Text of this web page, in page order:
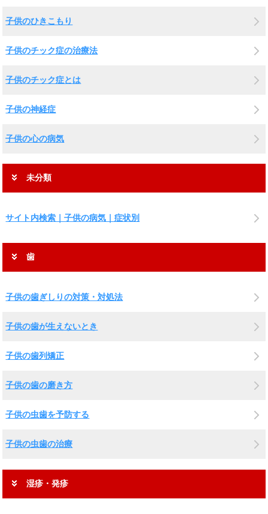
子供のひきこもり
子供のチック症の治療法
子供のチック症とは
子供の神経症
子供の心の病気
未分類
サイト内検索｜子供の病気｜症状別
歯
子供の歯ぎしりの対策・対処法
子供の歯が生えないとき
子供の歯列矯正
子供の歯の磨き方
子供の虫歯を予防する
子供の虫歯の治療
湿疹・発疹